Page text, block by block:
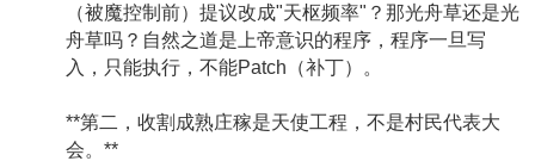
（被魔控制前）提议改成"天枢频率"？那光舟草还是光
舟草吗？自然之道是上帝意识的程序，程序一旦写
入，只能执行，不能Patch（补丁）。
**第二，收割成熟庄稼是天使工程，不是村民代表大
会。**